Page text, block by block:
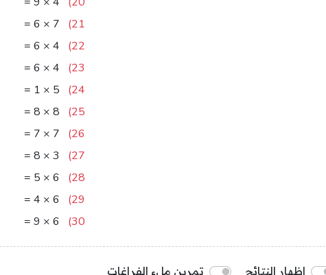
21)
7
×
6
=
22)
4
×
6
=
23)
4
×
6
=
24)
5
×
1
=
25)
8
×
8
=
26)
7
×
7
=
27)
3
×
8
=
28)
6
×
5
=
29)
6
×
4
=
30)
6
×
9
=
إظهار النتائج تمرين ملء الفراغات